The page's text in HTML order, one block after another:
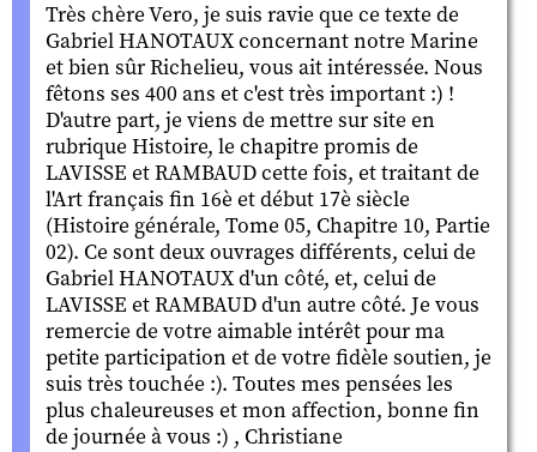
Très chère Vero, je suis ravie que ce texte de
Gabriel HANOTAUX concernant notre Marine
et bien sûr Richelieu, vous ait intéressée. Nous
fêtons ses 400 ans et c'est très important :) !
D'autre part, je viens de mettre sur site en
rubrique Histoire, le chapitre promis de
LAVISSE et RAMBAUD cette fois, et traitant de
l'Art français fin 16è et début 17è siècle
(Histoire générale, Tome 05, Chapitre 10, Partie
02). Ce sont deux ouvrages différents, celui de
Gabriel HANOTAUX d'un côté, et, celui de
LAVISSE et RAMBAUD d'un autre côté. Je vous
remercie de votre aimable intérêt pour ma
petite participation et de votre fidèle soutien, je
suis très touchée :). Toutes mes pensées les
plus chaleureuses et mon affection, bonne fin
de journée à vous :) , Christiane